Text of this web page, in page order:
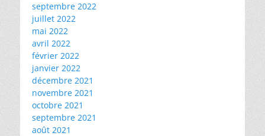
septembre 2022
juillet 2022
mai 2022
avril 2022
février 2022
janvier 2022
décembre 2021
novembre 2021
octobre 2021
septembre 2021
août 2021